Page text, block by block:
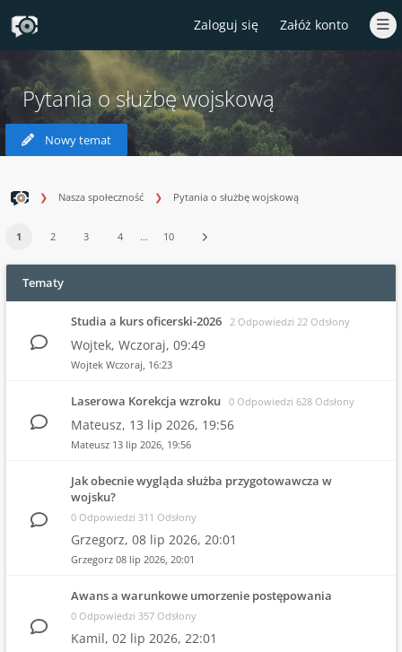
Zaloguj się Załóż konto
Pytania o służbę wojskową
Nowy temat
Nasza społeczność Pytania o służbę wojskową
1 2 3 4 … 10
Tematy
Studia a kurs oficerski-2026 2 Odpowiedzi 22 Odsłony
Wojtek, Wczoraj, 09:49
Wojtek Wczoraj, 16:23
Laserowa Korekcja wzroku 0 Odpowiedzi 628 Odsłony
Mateusz, 13 lip 2026, 19:56
Mateusz 13 lip 2026, 19:56
Jak obecnie wygląda służba przygotowawcza w
wojsku?
0 Odpowiedzi 311 Odsłony
Grzegorz, 08 lip 2026, 20:01
Grzegorz 08 lip 2026, 20:01
Awans a warunkowe umorzenie postępowania
0 Odpowiedzi 357 Odsłony
Kamil, 02 lip 2026, 22:01